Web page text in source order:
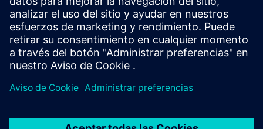
Abschließende Zertifizierung
Automatisierungstechniker/in Service entspr.
ZVEI in TIA Portal (Präsenz-Test)